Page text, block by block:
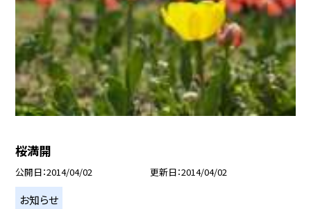
桜満開
公開日 2014/04/02 更新日 2014/04/02
お知らせ